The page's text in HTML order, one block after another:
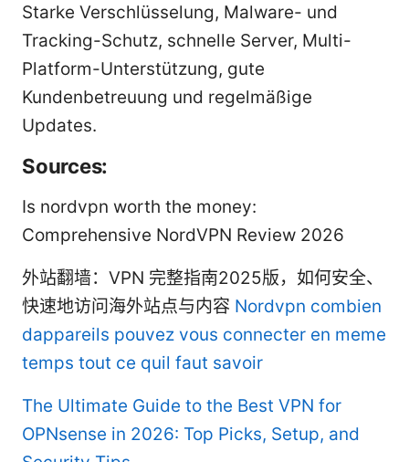
Starke Verschlüsselung, Malware- und
Tracking-Schutz, schnelle Server, Multi-
Platform-Unterstützung, gute
Kundenbetreuung und regelmäßige
Updates.
Sources:
Is nordvpn worth the money:
Comprehensive NordVPN Review 2026
外站翻墙：VPN 完整指南2025版，如何安全、
快速地访问海外站点与内容 Nordvpn combien
dappareils pouvez vous connecter en meme
temps tout ce quil faut savoir
The Ultimate Guide to the Best VPN for
OPNsense in 2026: Top Picks, Setup, and